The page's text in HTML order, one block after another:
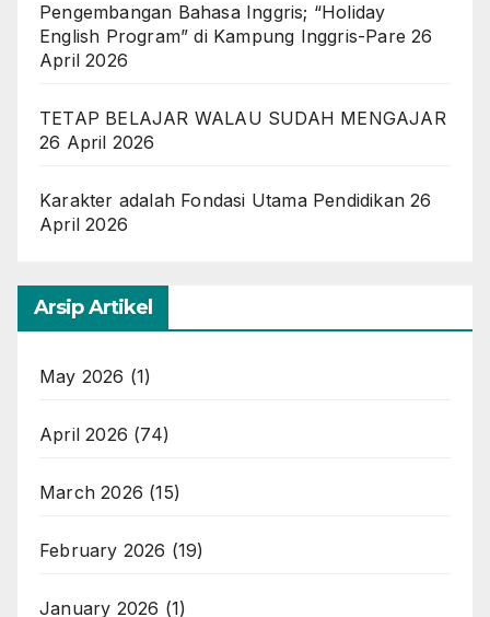
Pengembangan Bahasa Inggris; “Holiday
English Program” di Kampung Inggris-Pare 26
April 2026
TETAP BELAJAR WALAU SUDAH MENGAJAR
26 April 2026
Karakter adalah Fondasi Utama Pendidikan 26
April 2026
Arsip Artikel
May 2026 (1)
April 2026 (74)
March 2026 (15)
February 2026 (19)
January 2026 (1)